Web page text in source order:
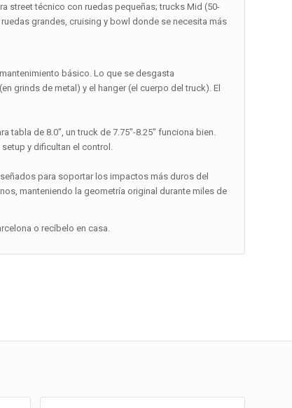
street técnico con ruedas pequeñas; trucks Mid (50-
grandes, cruising y bowl donde se necesita más
básico. Lo que se desgasta
grinds de metal) y el hanger (el cuerpo del truck). El
tabla de 8.0″, un truck de 7.75″-8.25″ funciona bien.
y dificultan el control.
para soportar los impactos más duros del
manteniendo la geometría original durante miles de
o recíbelo en casa.